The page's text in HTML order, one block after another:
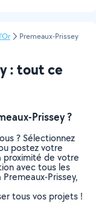
Premeaux-Prissey
: tout ce
Prissey ?
? Sélectionnez
postez votre
proximité de votre
avec tous les
Prissey,
tous vos projets !